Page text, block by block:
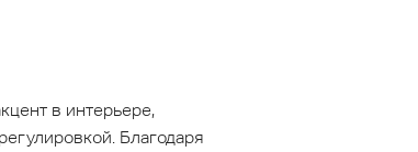
в интерьере,
Благодаря